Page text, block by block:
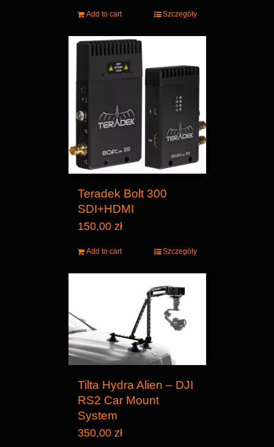
Add to cart Szczegóły
Teradek Bolt 300
SDI+HDMI
150,00 zł
Add to cart Szczegóły
Tilta Hydra Alien – DJI
RS2 Car Mount
System
350,00 zł